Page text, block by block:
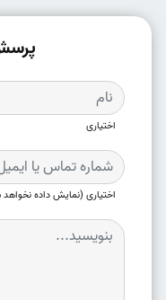
اختیاری
اختیاری (نمایش داده